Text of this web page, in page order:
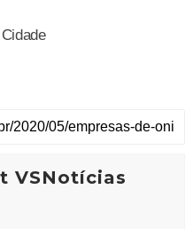
VSNotícias